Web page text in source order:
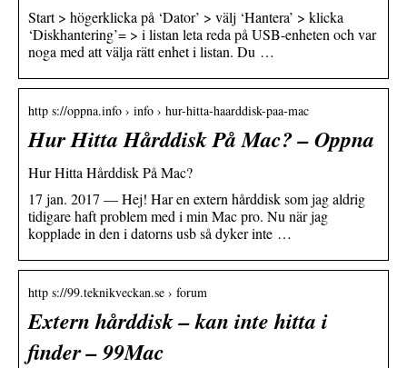
Start > högerklicka på ‘Dator’ > välj ‘Hantera’ > klicka
‘Diskhantering’= > i listan leta reda på USB-enheten och var
noga med att välja rätt enhet i listan. Du …
http s://oppna.info › info › hur-hitta-haarddisk-paa-mac
Hur Hitta Hårddisk På Mac? – Oppna
Hur Hitta Hårddisk På Mac?
17 jan. 2017 — Hej! Har en extern hårddisk som jag aldrig
tidigare haft problem med i min Mac pro. Nu när jag
kopplade in den i datorns usb så dyker inte …
http s://99.teknikveckan.se › forum
Extern hårddisk – kan inte hitta i
finder – 99Mac